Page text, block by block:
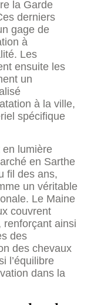
la Garde
derniers
gage de
à
Les
ensuite les
un
à la ville,
spécifique
en lumière
en Sarthe
fil des ans,
un véritable
Le Maine
couvrent
renforçant ainsi
des
des chevaux
l’équilibre
dans la